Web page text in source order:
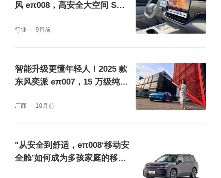
储物空间同样 “越级”，完美匹配家庭出游装载
需求。全车拥有 27 处储物点位，手机、水
级唯一的魔术后备箱提供 292L 标准容积与 78
3L 拓展容积，六座状态可容纳 2 个 24 寸行李
风 eπ008，高安全大空间 SUV
行业 9月前
智能升级更懂年轻人！2025 款
东风奕派 eπ007，15 万级纯电
厂商 10月前
"从安全到舒适，eπ008‘移动安
全舱’如何成为多孩家庭的移动